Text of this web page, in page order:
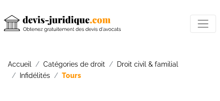
Accueil Catégories de droit
Droit civil & familial
Infidélités
Tours